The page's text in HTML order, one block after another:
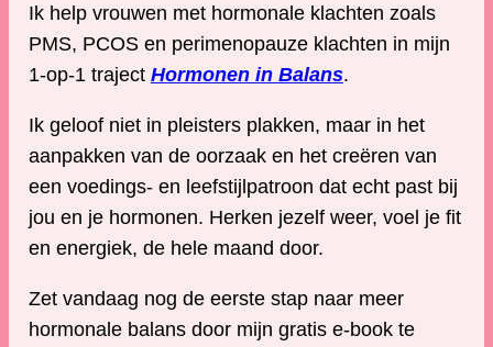
Ik help vrouwen met hormonale klachten zoals
PMS, PCOS en perimenopauze klachten in mijn
1-op-1 traject Hormonen in Balans.
Ik geloof niet in pleisters plakken, maar in het
aanpakken van de oorzaak en het creëren van
een voedings- en leefstijlpatroon dat echt past bij
jou en je hormonen. Herken jezelf weer, voel je fit
en energiek, de hele maand door.
Zet vandaag nog de eerste stap naar meer
hormonale balans door mijn gratis e-book te